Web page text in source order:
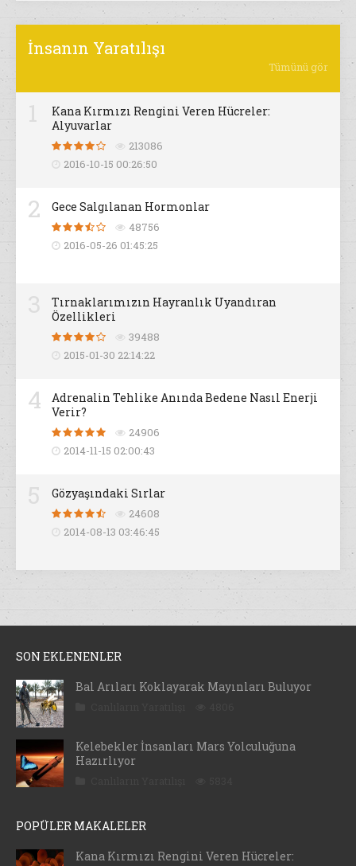
İnsanın Yaratılışı
Tümünü gör
Kana Kırmızı Rengini Veren Hücreler:
Alyuvarlar
213086
2016-10-15 00:26:50
2 Gece Salgılanan Hormonlar
48756
2016-05-26 01:45:25
Tırnaklarımızın Hayranlık Uyandıran
Özellikleri
39488
2015-01-30 22:14:22
4
Adrenalin Tehlike Anında Bedene Nasıl Enerji
Verir?
24906
2014-11-15 02:00:43
Gözyaşındaki Sırlar
24608
2014-08-13 03:46:45
SON EKLENENLER
Bal Arıları Koklayarak Mayınları Buluyor
Kelebekler İnsanları Mars Yolculuğuna
Hazırlıyor
POPÜLER MAKALELER
Kana Kırmızı Rengini Veren Hücreler: